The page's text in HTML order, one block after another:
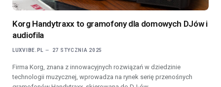
Korg Handytraxx to gramofony dla domowych DJów i
audiofila
LUXVIBE.PL 27 STYCZNIA 2025
Firma Korg, znana z innowacyjnych rozwiązań w dziedzinie
technologii muzycznej, wprowadza na rynek serię przenośnych